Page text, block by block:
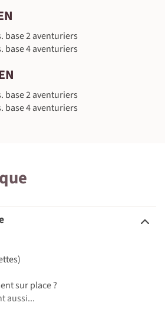
base 2 aventuriers
base 4 aventuriers
base 2 aventuriers
base 4 aventuriers
sur place ?
aussi...